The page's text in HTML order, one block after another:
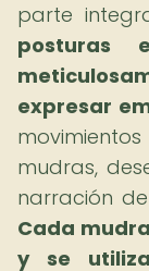
parte
posturas
expresar
mudras,
narración
Cada
y se